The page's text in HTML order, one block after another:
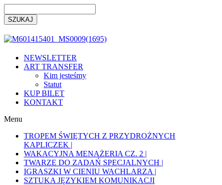
NEWSLETTER
ART TRANSFER
Kim jesteśmy
Statut
KUP BILET
KONTAKT
Menu
TROPEM ŚWIĘTYCH Z PRZYDROŻNYCH
KAPLICZEK |
WAKACYJNA MENAŻERIA CZ. 2 |
TWARZE DO ZADAŃ SPECJALNYCH |
IGRASZKI W CIENIU WACHLARZA |
SZTUKA JĘZYKIEM KOMUNIKACJI